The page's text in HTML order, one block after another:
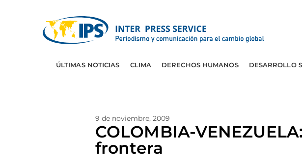
ÚLTIMAS NOTICIAS CLIMA DERECHOS HUMANOS DESARROLLO
9 de noviembre, 2009
COLOMBIA-
frontera